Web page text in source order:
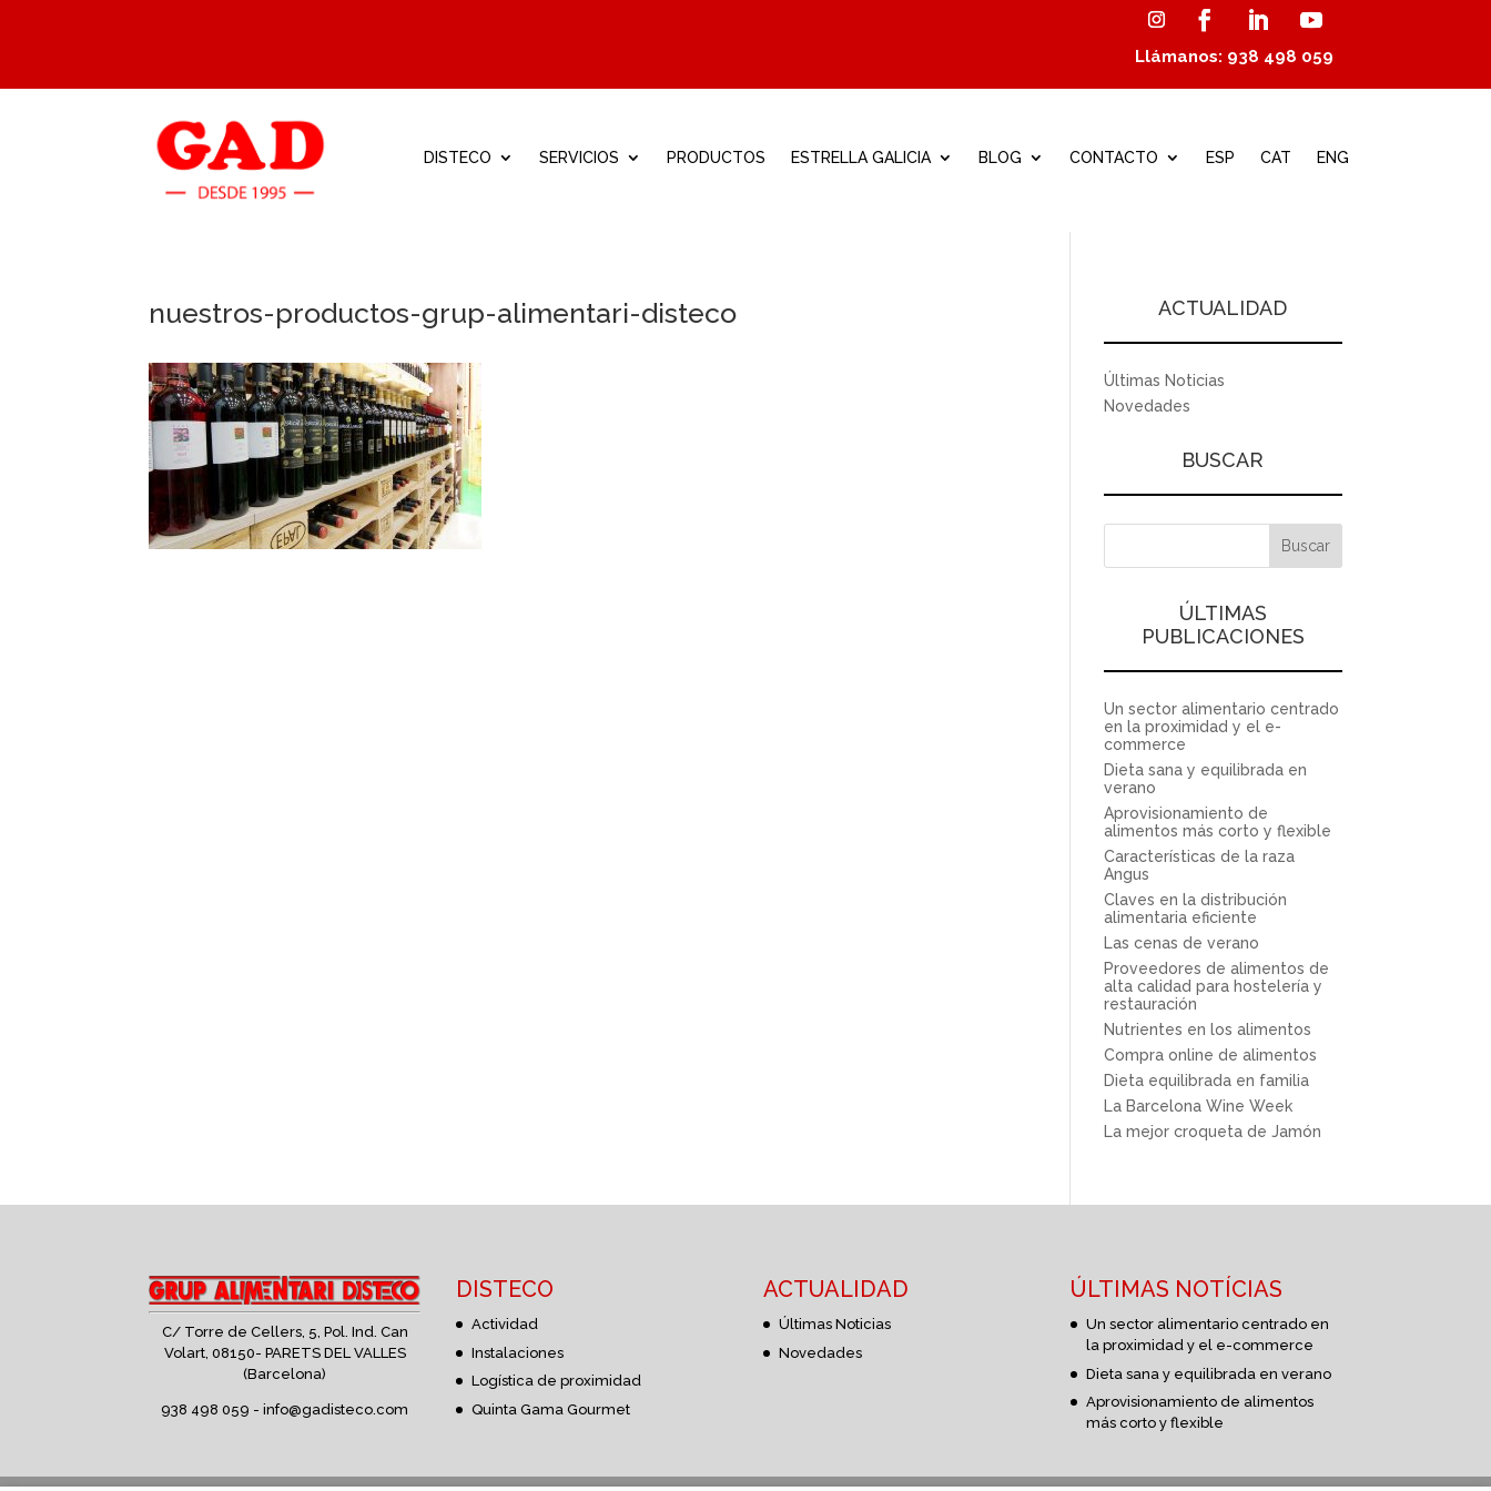
Llámanos: 938 498 059
DISTECO SERVICIOS PRODUCTOS ESTRELLA GALICIA BLOG CONTACTO ESP CAT ENG
nuestros-productos-grup-alimentari-disteco ACTUALIDAD
Últimas Noticias
Novedades
BUSCAR
ÚLTIMAS
PUBLICACIONES
Un sector alimentario centrado
en la proximidad y el e-
commerce
Dieta sana y equilibrada en
verano
Aprovisionamiento de
alimentos más corto y flexible
Características de la raza
Angus
Claves en la distribución
alimentaria eficiente
Las cenas de verano
Proveedores de alimentos de
alta calidad para hostelería y
restauración
Nutrientes en los alimentos
Compra online de alimentos
Dieta equilibrada en familia
La Barcelona Wine Week
La mejor croqueta de Jamón
C/ Torre de Cellers, 5, Pol. Ind. Can
Volart, 08150- PARETS DEL VALLES
(Barcelona)
938 498 059 -info@gadisteco.com
DISTECO
Actividad
Instalaciones
Logística de proximidad
Quinta Gama Gourmet
ACTUALIDAD
Últimas Noticias
Novedades
ÚLTIMAS NOTÍCIAS
Un sector alimentario centrado en
la proximidad y el e-commerce
Dieta sana y equilibrada en verano
Aprovisionamiento de alimentos
más corto y flexible